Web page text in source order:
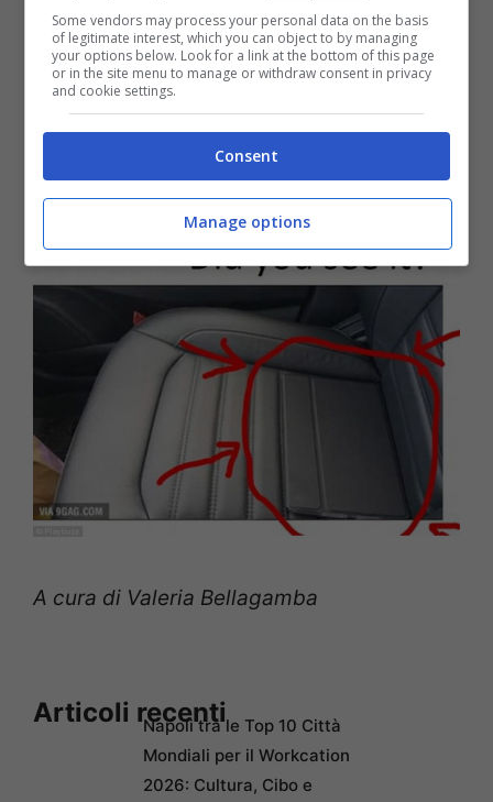
no? L’oggetto nascosto è uniPad
mimetizzatocon il sedile dell’automobile
grazie al colore identico. Giochino sciocco
ma divertente, per prendersi un break.
A cura di Valeria Bellagamba
Articoli recentiNapoli tra le Top 10 Città
Mondiali per il Workcation
2026: Cultura, Cibo e
Some vendors may process your personal data on the basis
of legitimate interest, which you can object to by managing
your options below. Look for a link at the bottom of this page
or in the site menu to manage or withdraw consent in privacy
and cookie settings.
Consent
Manage options